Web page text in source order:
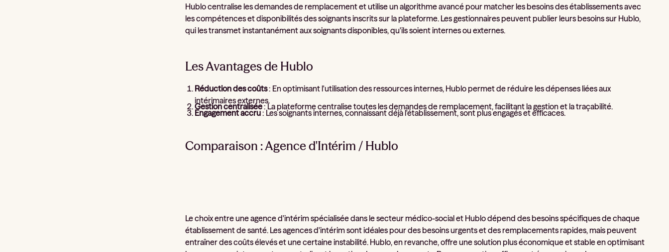
Hublo centralise les demandes de remplacement et utilise un algorithme avancé pour matcher les besoins des établissements avec
les compétences et disponibilités des soignants inscrits sur la plateforme. Les gestionnaires peuvent publier leurs besoins sur Hublo,
qui les transmet instantanément aux soignants disponibles, qu'ils soient internes ou externes.
Les Avantages de Hublo
Réduction des coûts: En optimisant l'utilisation des ressources internes, Hublo permet de réduire les dépenses liées aux
intérimaires externes.
Gestion centralisée: La plateforme centralise toutes les demandes de remplacement, facilitant la gestion et la traçabilité.
Engagement accru: Les soignants internes, connaissant déjà l'établissement, sont plus engagés et efficaces.
Comparaison : Agence d'Intérim / Hublo
Le choix entre une agence d'intérim spécialisée dans le secteur médico-social et Hublo dépend des besoins spécifiques de chaque
établissement de santé. Les agences d'intérim sont idéales pour des besoins urgents et des remplacements rapides, mais peuvent
entraîner des coûts élevés et une certaine instabilité. Hublo, en revanche, offre une solution plus économique et stable en optimisant